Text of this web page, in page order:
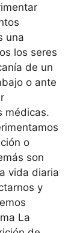
una
los seres
de un
o ante
médicas.
o
son
vida diaria
y
La